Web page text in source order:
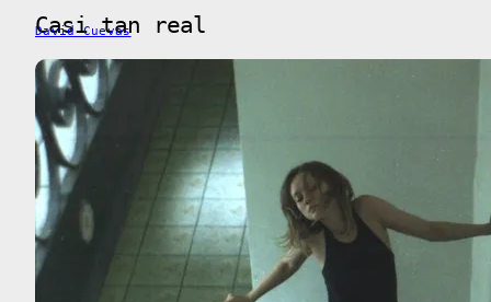
Casi tan real
David Cuevas